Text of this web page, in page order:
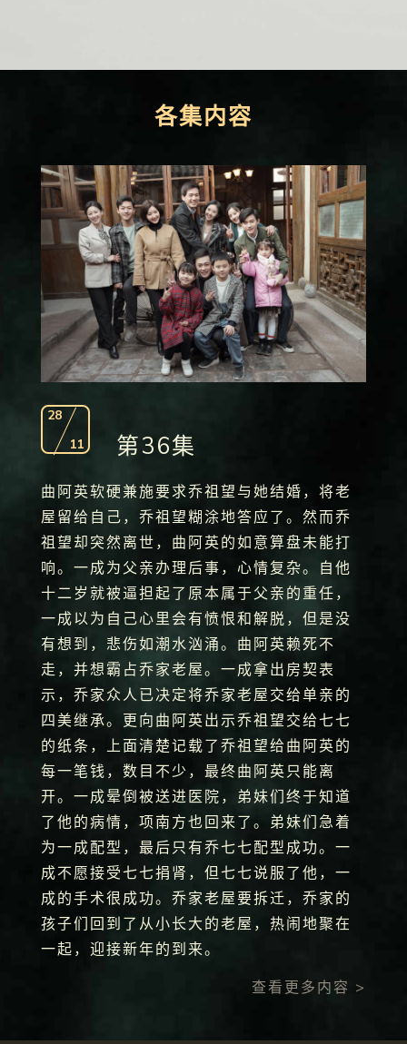
各集内容
28
11
第36集
曲阿英软硬兼施要求乔祖望与她结婚，将老
屋留给自己，乔祖望糊涂地答应了。然而乔
祖望却突然离世，曲阿英的如意算盘未能打
响。一成为父亲办理后事，心情复杂。自他
十二岁就被逼担起了原本属于父亲的重任，
一成以为自己心里会有愤恨和解脱，但是没
有想到，悲伤如潮水汹涌。曲阿英赖死不
走，并想霸占乔家老屋。一成拿出房契表
示，乔家众人已决定将乔家老屋交给单亲的
四美继承。更向曲阿英出示乔祖望交给七七
的纸条，上面清楚记载了乔祖望给曲阿英的
每一笔钱，数目不少，最终曲阿英只能离
开。一成晕倒被送进医院，弟妹们终于知道
了他的病情，项南方也回来了。弟妹们急着
为一成配型，最后只有乔七七配型成功。一
成不愿接受七七捐肾，但七七说服了他，一
成的手术很成功。乔家老屋要拆迁，乔家的
孩子们回到了从小长大的老屋，热闹地聚在
一起，迎接新年的到来。
查看更多内容 >